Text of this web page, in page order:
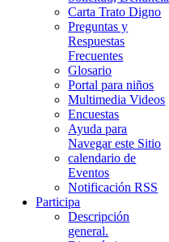
Carta Trato Digno
Preguntas y
Respuestas
Frecuentes
Glosario
Portal para niños
Multimedia Videos
Encuestas
Ayuda para
Navegar este Sitio
calendario de
Eventos
Notificación RSS
Participa
Descripción
general.